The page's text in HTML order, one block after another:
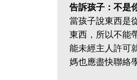
告訴孩子：不是
當孩子說東西是
東西，所以不能
能未經主人許可
媽也應盡快聯絡